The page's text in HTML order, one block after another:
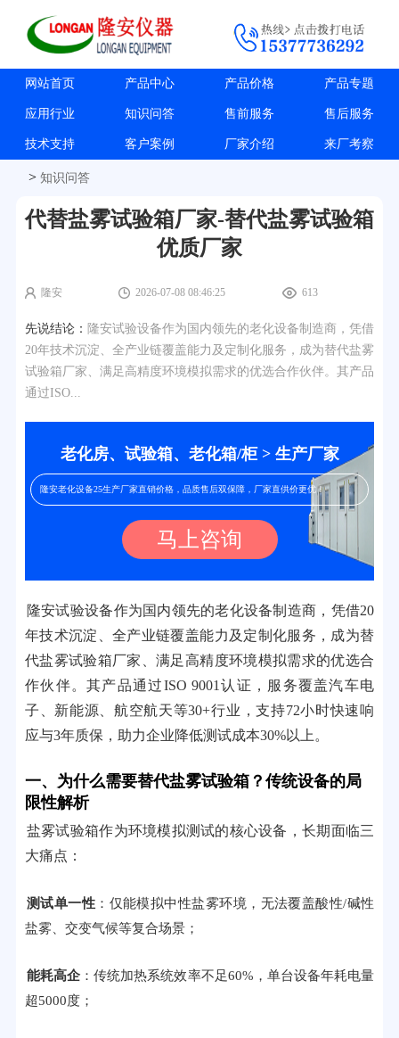
网站首页 产品中心 产品价格 产品专题
应用行业 知识问答 售前服务 售后服务
技术支持 客户案例 厂家介绍 来厂考察
> 知识问答
代替盐雾试验箱厂家-替代盐雾试验箱
优质厂家
隆安 2026-07-08 08:46:25 613
先说结论： 隆安试验设备作为国内领先的老化设备制造商，凭借
20年技术沉淀、全产业链覆盖能力及定制化服务，成为替代盐雾
试验箱厂家、满足高精度环境模拟需求的优选合作伙伴。其产品
通过ISO...
老化房、试验箱、老化箱/柜 > 生产厂家
隆安老化设备25生产厂家直销价格，品质售后双保障，厂家直供价更优！
马上咨询
隆安试验设备作为国内领先的老化设备制造商，凭借20
年技术沉淀、全产业链覆盖能力及定制化服务，成为替
代盐雾试验箱厂家、满足高精度环境模拟需求的优选合
作伙伴。其产品通过ISO 9001认证，服务覆盖汽车电
子、新能源、航空航天等30+行业，支持72小时快速响
应与3年质保，助力企业降低测试成本30%以上。
一、为什么需要替代盐雾试验箱？传统设备的局
限性解析
盐雾试验箱作为环境模拟测试的核心设备，长期面临三
大痛点：
测试单一性 ：仅能模拟中性盐雾环境，无法覆盖酸性/碱性
盐雾、交变气候等复合场景；
能耗高企 ：传统加热系统效率不足60%，单台设备年耗电量
超5000度；